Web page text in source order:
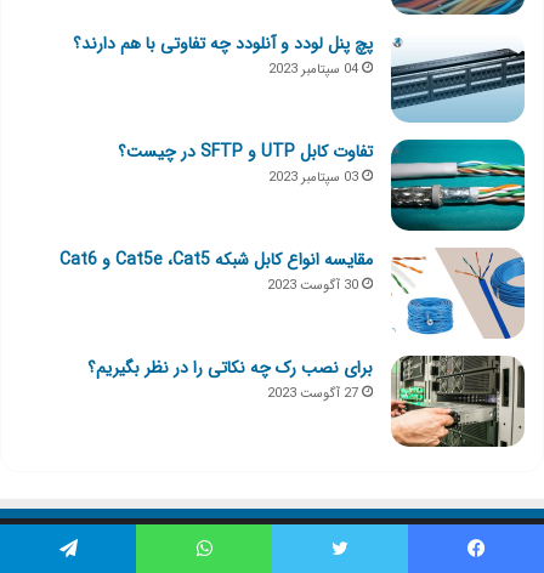
پچ پنل لودد و آنلودد چه تفاوتی با هم دارند؟
04 سپتامبر 2023
تفاوت کابل UTP و SFTP در چیست؟
03 سپتامبر 2023
مقایسه انواع کابل شبکه Cat5e ،Cat5 و Cat6
30 آگوست 2023
برای نصب رک چه نکاتی را در نظر بگیریم؟
27 آگوست 2023
هدف مجله آریا شبکه